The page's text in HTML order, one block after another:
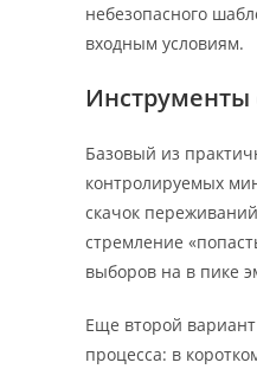
небезопасного
входным условиям.
Базовый из
контролируемых
скачок
стремление
выборов на в пике
Еще второй
процесса: в